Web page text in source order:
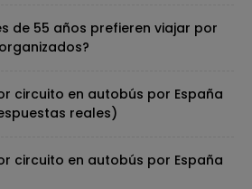
de 55 años prefieren viajar por
circuito en autobús por España
reales)
circuito en autobús por España